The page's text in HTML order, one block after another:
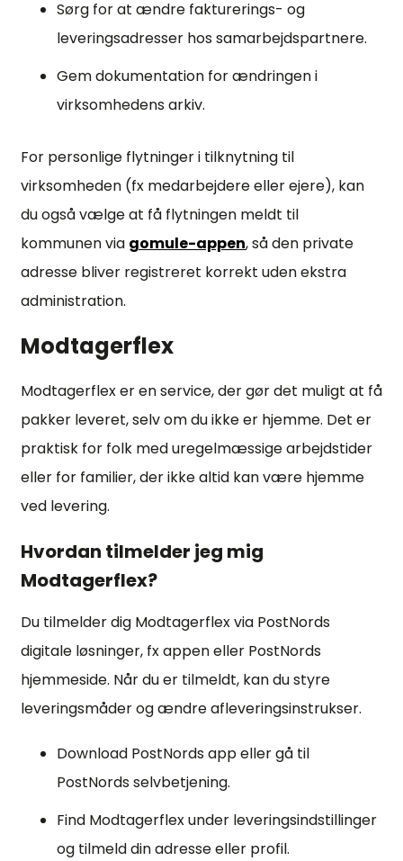
Sørg for at ændre fakturerings- og
leveringsadresser hos samarbejdspartnere.
Gem dokumentation for ændringen i
virksomhedens arkiv.
For personlige flytninger i tilknytning til
virksomheden (fx medarbejdere eller ejere), kan
du også vælge at få flytningen meldt til
kommunen via gomule-appen, så den private
adresse bliver registreret korrekt uden ekstra
administration.
Modtagerflex
Modtagerflex er en service, der gør det muligt at få
pakker leveret, selv om du ikke er hjemme. Det er
praktisk for folk med uregelmæssige arbejdstider
eller for familier, der ikke altid kan være hjemme
ved levering.
Hvordan tilmelder jeg mig
Modtagerflex?
Du tilmelder dig Modtagerflex via PostNords
digitale løsninger, fx appen eller PostNords
hjemmeside. Når du er tilmeldt, kan du styre
leveringsmåder og ændre afleveringsinstrukser.
Download PostNords app eller gå til
PostNords selvbetjening.
Find Modtagerflex under leveringsindstillinger
og tilmeld din adresse eller profil.